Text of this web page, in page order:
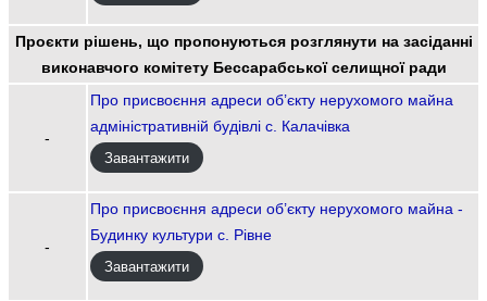
Проєкти рішень, що пропонуються розглянути на засіданні
виконавчого комітету Бессарабської селищної ради
-
Про присвоєння адреси об’єкту нерухомого майна
адміністративній будівлі с. Калачівка
Завантажити
-
Про присвоєння адреси об’єкту нерухомого майна -
Будинку культури с. Рівне
Завантажити